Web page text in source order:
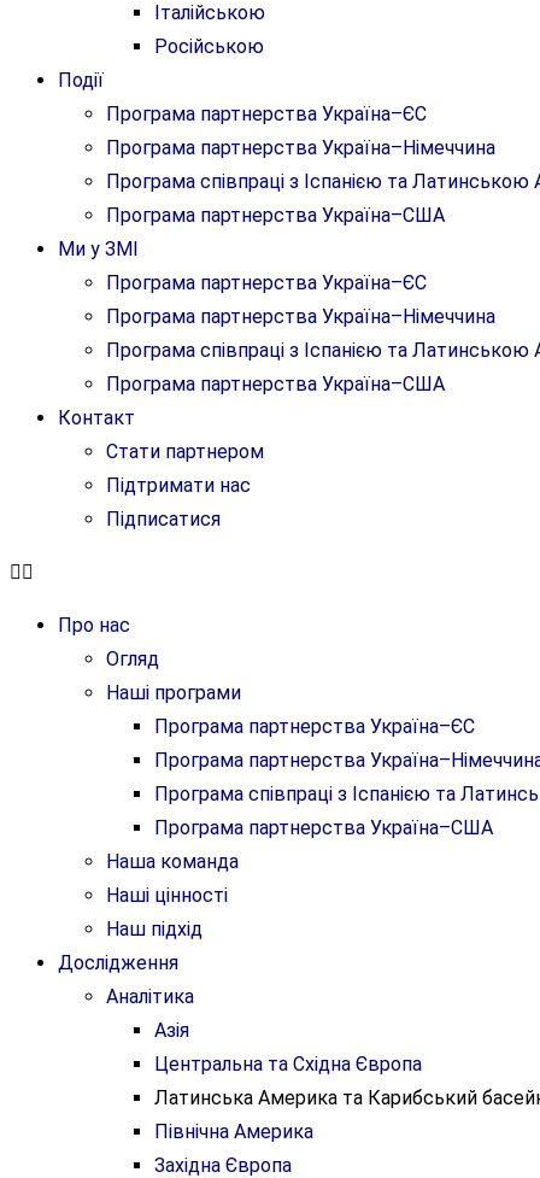
Італійською
Російською
Події
Програма партнерства Україна–ЄС
Програма партнерства Україна–Німеччина
Програма співпраці з Іспанією та
Програма партнерства Україна–США
Ми у ЗМІ
Програма партнерства Україна–ЄС
Програма партнерства Україна–Німеччина
Програма співпраці з Іспанією та
Програма партнерства Україна–США
Контакт
Стати партнером
Підтримати нас
Підписатися
Про нас
Огляд
Наші програми
Програма партнерства Україна–ЄС
Програма партнерства
Програма співпраці з Іспанією та
Програма партнерства Україна–США
Наша команда
Наші цінності
Наш підхід
Дослідження
Аналітика
Азія
Центральна та Східна Європа
Латинська Америка та Карибський
Північна Америка
Західна Європа